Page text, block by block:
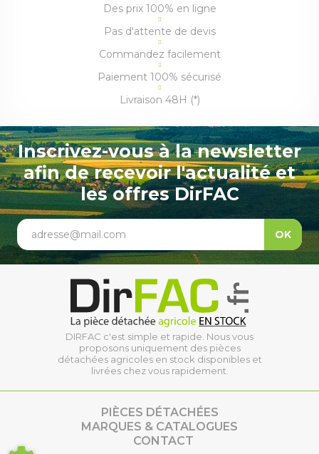
Des prix 100% en ligne
Pas d'attente de devis
Commandez facilement
Paiement 100% sécurisé
Livraison 48H (*)
Inscrivez-vous à la newsletter
afin de recevoir l'actualité et
les offres DirFAC
adresse@mail.com OK
DIRFAC c'est simple et rapide. Nous vous
proposons uniquement des pièces
détachées agricoles en stock disponibles et
livrées chez vous rapidement.
PIÈCES DÉTACHÉES
MARQUES & CATALOGUES
CONTACT